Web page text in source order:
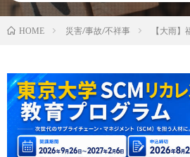
HOME 災害/事故/不祥事 【大雨